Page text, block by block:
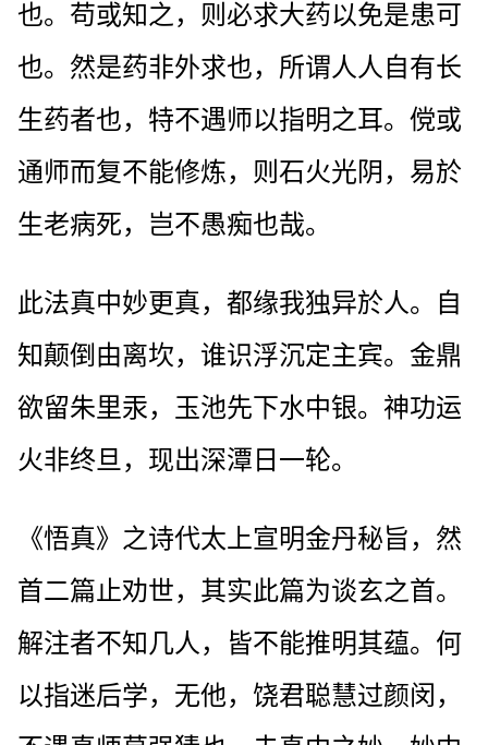
也。苟或知之，则必求大药以免是患可
也。然是药非外求也，所谓人人自有长
生药者也，特不遇师以指明之耳。傥或
通师而复不能修炼，则石火光阴，易於
生老病死，岂不愚痴也哉。
此法真中妙更真，都缘我独异於人。自
知颠倒由离坎，谁识浮沉定主宾。金鼎
欲留朱里汞，玉池先下水中银。神功运
火非终旦，现出深潭日一轮。
《悟真》之诗代太上宣明金丹秘旨，然
首二篇止劝世，其实此篇为谈玄之首。
解注者不知几人，皆不能推明其蕴。何
以指迷后学，无他，饶君聪慧过颜闵，